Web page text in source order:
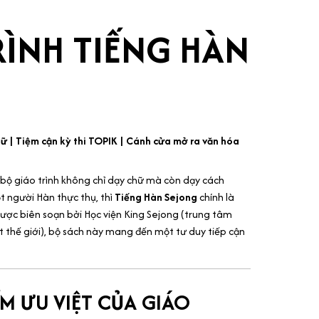
TIẾNG HÀN
| Tiệm cận kỳ thi TOPIK | Cánh cửa mở ra văn hóa
giáo trình không chỉ dạy chữ mà còn dạy cách
người Hàn thực thụ, thì Tiếng Hàn Sejongchính là
biên soạn bởi Học viện King Sejong (trung tâm
giới), bộ sách này mang đến một tư duy tiếp cận
ƯU VIỆT CỦA GIÁO